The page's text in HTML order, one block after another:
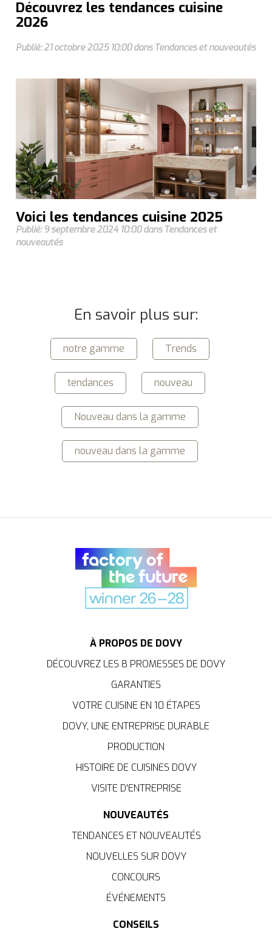
Découvrez les tendances cuisine
2026
Publié: 21 octobre 2025 10:00 dans Tendances et nouveautés
Voici les tendances cuisine 2025
Publié: 9 septembre 2024 10:00 dans Tendances et
nouveautés
En savoir plus sur:
notre gamme Trends
tendances nouveau
Nouveau dans la gamme
nouveau dans la gamme
À PROPOS DE DOVY
DÉCOUVREZ LES 8 PROMESSES DE DOVY
GARANTIES
VOTRE CUISINE EN 10 ÉTAPES
DOVY, UNE ENTREPRISE DURABLE
PRODUCTION
HISTOIRE DE CUISINES DOVY
VISITE D'ENTREPRISE
NOUVEAUTÉS
TENDANCES ET NOUVEAUTÉS
NOUVELLES SUR DOVY
CONCOURS
ÉVÉNEMENTS
CONSEILS